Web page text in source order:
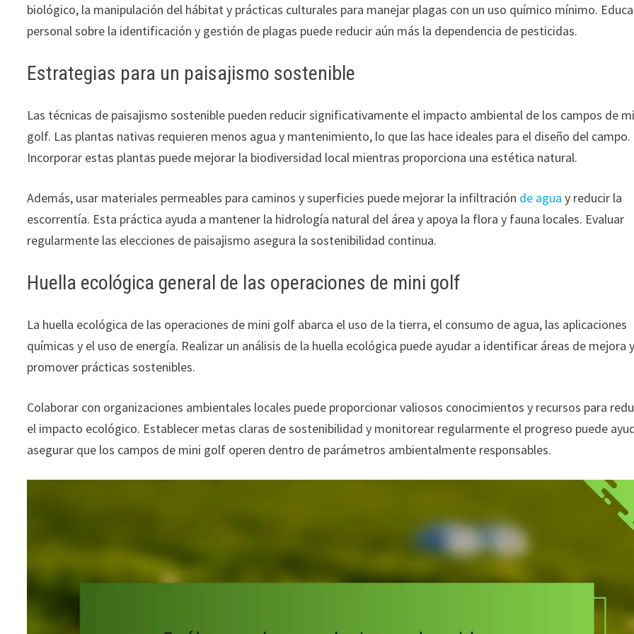
biológico, la manipulación del hábitat y prácticas culturales para manejar plagas con un uso químico mínimo.
personal sobre la identificación y gestión de plagas puede reducir aún más la dependencia de pesticidas.
Estrategias para un paisajismo sostenible
Las técnicas de paisajismo sostenible pueden reducir significativamente el impacto ambiental de los campos de
golf. Las plantas nativas requieren menos agua y mantenimiento, lo que las hace ideales para el diseño del campo.
Incorporar estas plantas puede mejorar la biodiversidad local mientras proporciona una estética natural.
Además, usar materiales permeables para caminos y superficies puede mejorar la infiltración de agua y reducir la
escorrentía. Esta práctica ayuda a mantener la hidrología natural del área y apoya la flora y fauna locales. Evaluar
regularmente las elecciones de paisajismo asegura la sostenibilidad continua.
Huella ecológica general de las operaciones de mini golf
La huella ecológica de las operaciones de mini golf abarca el uso de la tierra, el consumo de agua, las aplicaciones
químicas y el uso de energía. Realizar un análisis de la huella ecológica puede ayudar a identificar áreas de mejora y
promover prácticas sostenibles.
Colaborar con organizaciones ambientales locales puede proporcionar valiosos conocimientos y recursos para
el impacto ecológico. Establecer metas claras de sostenibilidad y monitorear regularmente el progreso puede
asegurar que los campos de mini golf operen dentro de parámetros ambientalmente responsables.